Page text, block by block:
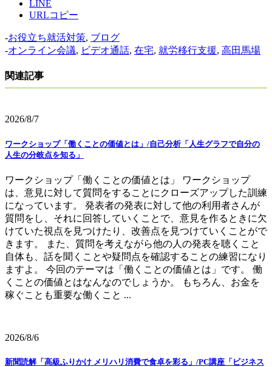
LINE
URLコピー
-お役立ち就活対策, ブログ
-オンライン会議, ビデオ通話, 在宅, 就労移行支援, 高田馬場
関連記事
2026/8/7
ワークショップ「働くことの価値とは」/自己分析「人生グラフで自分の
人生の分岐点を知る」
ワークショップ「働くことの価値とは」 ワークショップ
は、意見に対して質問をすることにクローズアップした訓練
になっています。 発表者の発表に対して他の利用者さんが
質問をし、それに回答していくことで、意見を作るときに欠
けていた視点を見つけたり、改善点を見つけていくことがで
きます。 また、質問を考えながら他の人の発表を聴くこと
自体も、話を聞くことや疑問点を確認することの練習になり
ますよ。 今回のテーマは「働くことの価値とは」です。 働
くことの価値とはなんなのでしょうか。 もちろん、お金を
稼ぐことも重要な働くこと ...
2026/8/6
新聞読解「高級ふりかけ メリハリ消費で食卓を彩る」/PC講座「ビジネス